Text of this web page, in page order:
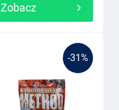
Zobacz
-31%